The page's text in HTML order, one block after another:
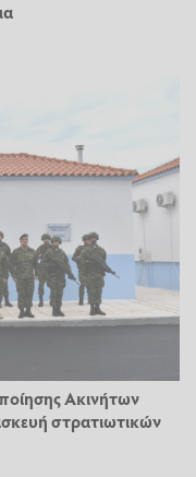
Ακινήτων
στρατιωτικών